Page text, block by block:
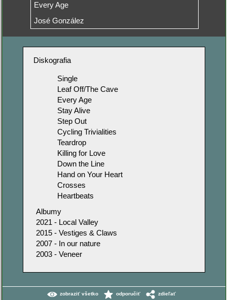
Every Age
José González
Diskografia
Single
Leaf Off/The Cave
Every Age
Stay Alive
Step Out
Cycling Trivialities
Teardrop
Killing for Love
Down the Line
Hand on Your Heart
Crosses
Heartbeats
Albumy
2021 - Local Valley
2015 - Vestiges & Claws
2007 - In our nature
2003 - Veneer
zobraziť všetko odporučiť zdieľať